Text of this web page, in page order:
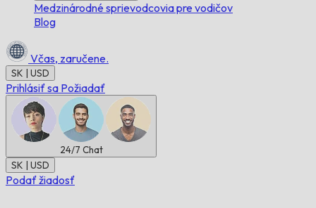
Medzinárodné sprievodcovia pre vodičov
Blog
Včas, zaručene.
SK | USD
Prihlásiť sa Požiadať
24/7 Chat
SK | USD
Podať žiadosť